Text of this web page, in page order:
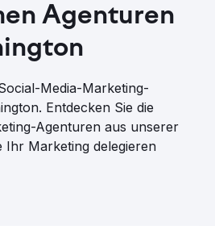
Agenturen
Media-Marketing-
Entdecken Sie die
Agenturen aus unserer
Ihr Marketing delegieren